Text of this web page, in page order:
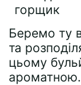
Беремо ту
та
цьому
ароматною.